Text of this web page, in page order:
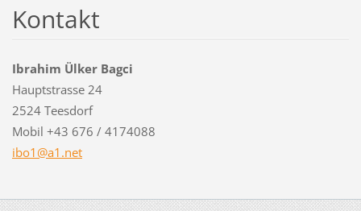
Kontakt
Ibrahim Ülker Bagci
Hauptstrasse 24
2524 Teesdorf
Mobil +43 676 / 4174088
ibo1@a1.net